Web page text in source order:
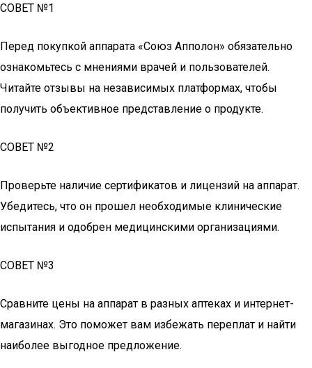
СОВЕТ №1
Перед покупкой аппарата «Союз Апполон» обязательно
ознакомьтесь с мнениями врачей и пользователей.
Читайте отзывы на независимых платформах, чтобы
получить объективное представление о продукте.
СОВЕТ №2
Проверьте наличие сертификатов и лицензий на аппарат.
Убедитесь, что он прошел необходимые клинические
испытания и одобрен медицинскими организациями.
СОВЕТ №3
Сравните цены на аппарат в разных аптеках и интернет-
магазинах. Это поможет вам избежать переплат и найти
наиболее выгодное предложение.